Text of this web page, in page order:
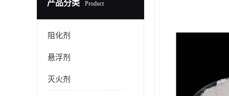
产品分类 Product
阻化剂
悬浮剂
灭火剂